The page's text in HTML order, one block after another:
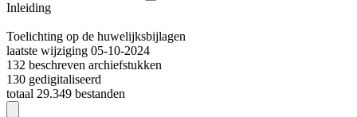
Inleiding
Toelichting op de huwelijksbijlagen
laatste wijziging 05-10-2024
132 beschreven archiefstukken
130 gedigitaliseerd
totaal 29.349 bestanden